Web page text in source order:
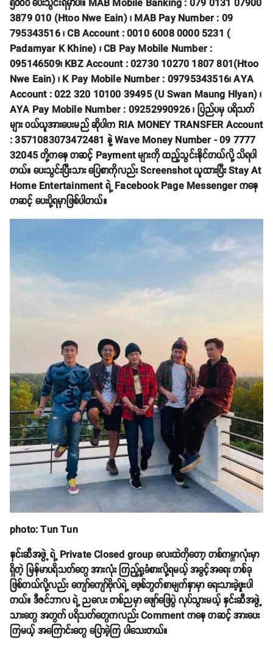
၅၀၀၀ ပေးသွင်းရမှာပါ။ MAB Mobile Banking : 079 0131 07900
3879 010 (Htoo Nwe Eain) ၊ MAB Pay Number : 09
795343516 ၊ CB Account : 0010 6008 0000 5231 (
Padamyar K Khine) ၊ CB Pay Mobile Number :
095146509၊ KBZ Account : 02730 10270 1807 801(Htoo
Nwe Eain) ၊ K Pay Mobile Number : 09795343516၊ AYA
Account : 022 320 10100 39495 (U Swan Maung Hlyan) ၊
AYA Pay Mobile Number : 09252990926 ၊ ပြည်ပမှ ပရိသတ်
များ ဝယ်ယူအားပေးမည် ဆိုပါက RIA MONEY TRANSFER Account
: 3571083073472481 နဲ့ Wave Money Number - 09 7777
32045 တို့ကနေ တဆင့် Payment များကို ထည့်သွင်းနိုင်တယ်လို့ သိရပါ
တယ်။ ပေးသွင်းပြီးသား ပြေစာကိုလည်း Screenshot ယူထားပြီး Stay At
Home Entertainment ရဲ့ Facebook Page Messenger ကနေ
တဆင့် ပေးပို့ရမှာဖြစ်ပါတယ်။
photo: Tun Tun
နှင်းဆီအဖွဲ့ ရဲ့ Private Closed group လေးထဲကိုတော့ တစ်ကမ္ဘာလုံးမှာ
ရှိတဲ့ မြန်မာပရိသတ်တွေ အားလုံး ကြည့်ရှုခံစားလို့ရမယ့် အခွင့်အရေး တစ်ခု
ဖြစ်တယ်လို့လည်း ကျော်ကျော်ဗိုလ်ရဲ့ ဖေ့စ်ဘွတ်စာမျက်နှာမှာ ရေးသားခဲ့ဖူးပါ
တယ်။ ဒီဇင်ဘာလ ရဲ့ ညလေး တစ်ညမှာ ဖျော်ဖြေပွဲ လုပ်သွားမယ့် နှင်းဆီအဖွဲ့
သားတွေ အတွက် ပရိသတ်တွေကလည်း Comment ကနေ တဆင့် အားပေး
ကြမယ့် အကြောင်းတွေ ပြောခဲ့ကြ ပါသေးတယ်။